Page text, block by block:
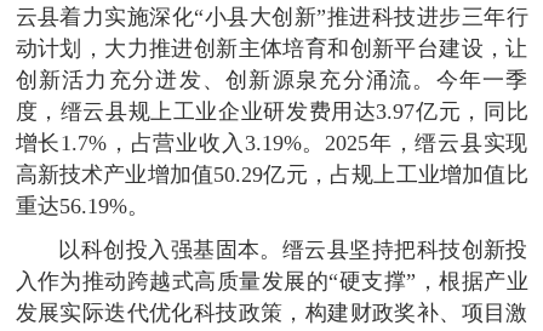
云县着力实施深化“小县大创新”推进科技进步三年行
动计划，大力推进创新主体培育和创新平台建设，让
创新活力充分迸发、创新源泉充分涌流。今年一季
度，缙云县规上工业企业研发费用达3.97亿元，同比
增长1.7%，占营业收入3.19%。2025年，缙云县实现
高新技术产业增加值50.29亿元，占规上工业增加值比
重达56.19%。
以科创投入强基固本。缙云县坚持把科技创新投
入作为推动跨越式高质量发展的“硬支撑”，根据产业
发展实际迭代优化科技政策，构建财政奖补、项目激